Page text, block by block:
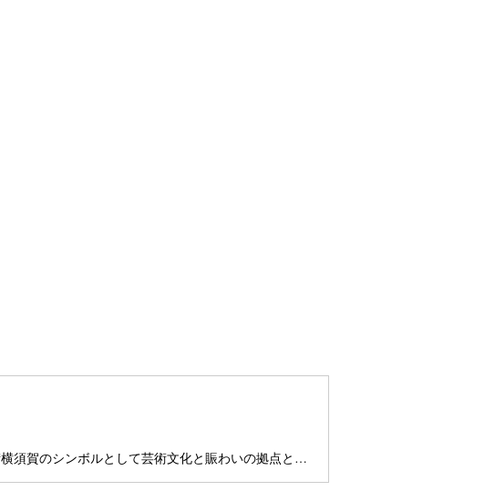
横須賀芸術劇場は、大・小2つの異なる顔を持つ劇場からなり、活力のある街横須賀のシンボルとして芸術文化と賑わいの拠点となっています。